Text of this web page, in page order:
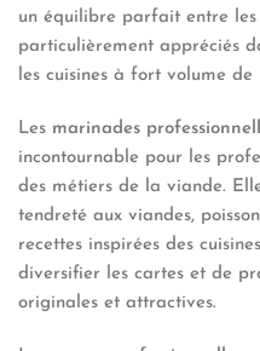
un équilibre parfait entre
particulièrement appréciés
les cuisines à fort volume de
Les marinades
incontournable pour les
des métiers de la viande.
tendreté aux viandes,
recettes inspirées des
diversifier les cartes et de
originales et attractives.